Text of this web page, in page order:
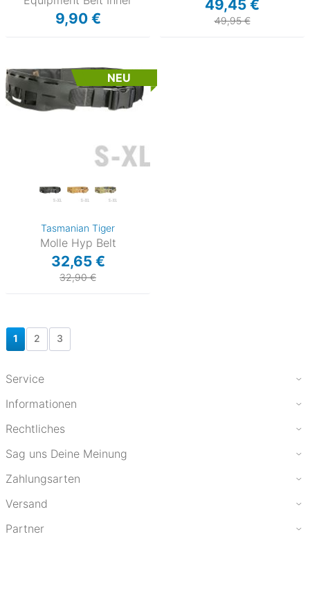
9,90 €
49,45 €
49,95 €
NEU
Tasmanian Tiger
Molle Hyp Belt
32,65 €
32,90 €
1 2 3
Service
Informationen
Rechtliches
Sag uns Deine Meinung
Zahlungsarten
Versand
Partner